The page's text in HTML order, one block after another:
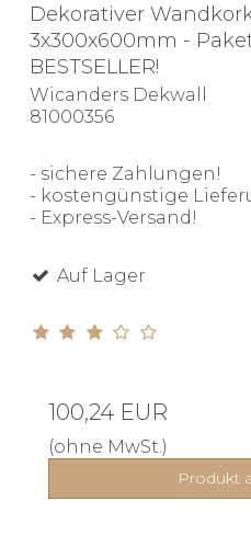
Dekorativer
3x300x600mm -
BESTSELLER!
Wicanders Dekwall
81000356
- sichere Zahlungen!
- kostengünstige
- Express-Versand!
Auf Lager
100,24 EUR
(ohne MwSt.)
Produkt